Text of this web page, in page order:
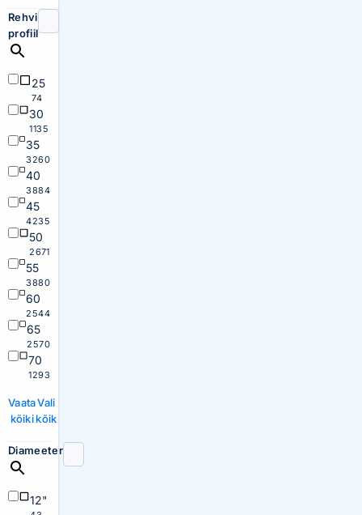
Rehvi
profiil
25
74
30
1135
35
3260
40
3884
45
4235
50
2671
55
3880
60
2544
65
2570
70
1293
Vaata
kõiki
Vali
kõik
Diameeter
12"